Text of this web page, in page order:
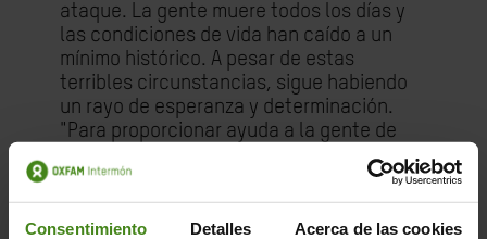
Consentimiento Detalles Acerca de las cookies
ataque. La gente muere todos los días y
las condiciones de vida han caído a un
mínimo histórico. A pesar de estas
terribles circunstancias, sigue habiendo
un rayo de esperanza y determinación.
"Para proporcionar ayuda a la gente de
Palestine Medical Relief Society
está trabajando en un plan para estar
preparado para actuar tan pronto como se
abran las rutas debido a la gran cantidad